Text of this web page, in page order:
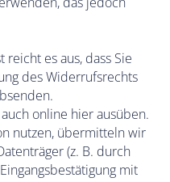
es aus, dass Sie
des Widerrufsrechts
online hierausüben.
nutzen, übermitteln wir
(z. B. durch
mit